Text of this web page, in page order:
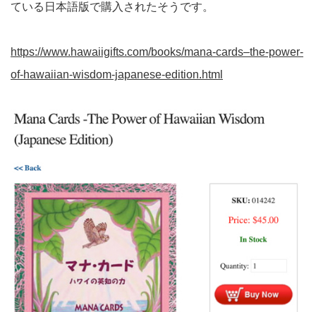
ている日本語版で購入されたそうです。
https://www.hawaiigifts.com/books/mana-cards–the-power-
of-hawaiian-wisdom-japanese-edition.html